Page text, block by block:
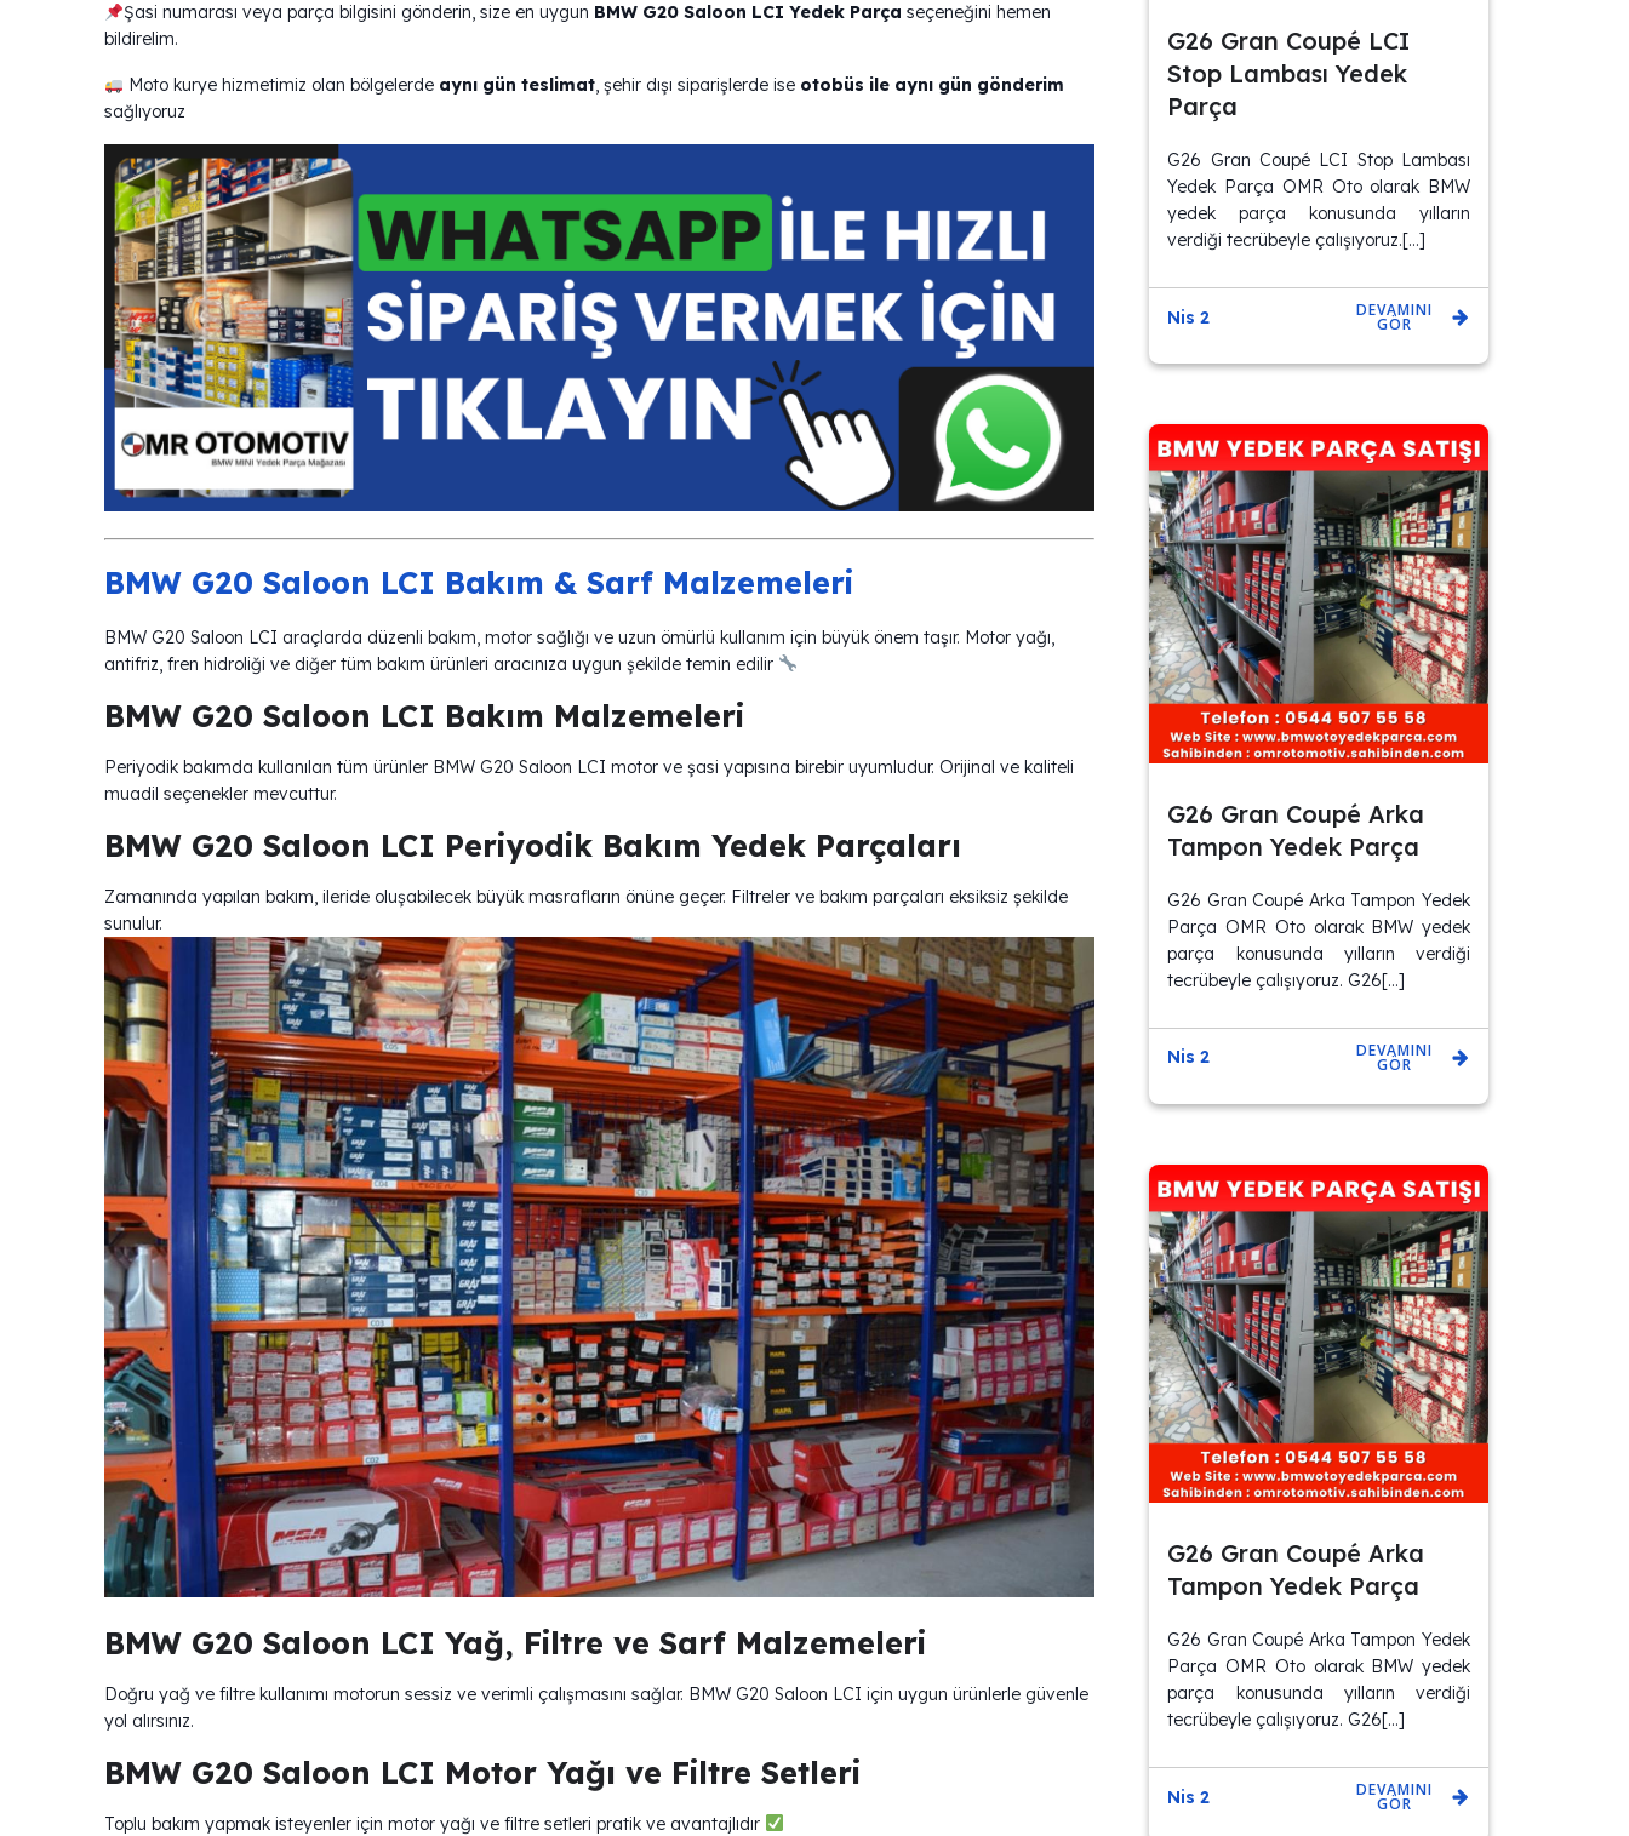
Şasi numarası veya parça bilgisini gönderin, size en uygun BMW G20 Saloon LCI Yedek Parça seçeneğini hemen
bildirelim.
Moto kurye hizmetimiz olan bölgelerde aynı gün teslimat, şehir dışı siparişlerde ise otobüs ile aynı gün gönderim
sağlıyoruz
BMW G20 Saloon LCI Bakım & Sarf Malzemeleri
BMW G20 Saloon LCI araçlarda düzenli bakım, motor sağlığı ve uzun ömürlü kullanım için büyük önem taşır. Motor yağı,
antifriz, fren hidroliği ve diğer tüm bakım ürünleri aracınıza uygun şekilde temin edilir
BMW G20 Saloon LCI Bakım Malzemeleri
Periyodik bakımda kullanılan tüm ürünler BMW G20 Saloon LCI motor ve şasi yapısına birebir uyumludur. Orijinal ve kaliteli
muadil seçenekler mevcuttur.
BMW G20 Saloon LCI Periyodik Bakım Yedek Parçaları
Zamanında yapılan bakım, ileride oluşabilecek büyük masrafların önüne geçer. Filtreler ve bakım parçaları eksiksiz şekilde
sunulur.
BMW G20 Saloon LCI Yağ, Filtre ve Sarf Malzemeleri
Doğru yağ ve filtre kullanımı motorun sessiz ve verimli çalışmasını sağlar. BMW G20 Saloon LCI için uygun ürünlerle güvenle
yol alırsınız.
BMW G20 Saloon LCI Motor Yağı ve Filtre Setleri
Toplu bakım yapmak isteyenler için motor yağı ve filtre setleri pratik ve avantajlıdır
G26 Gran Coupé LCI
Stop Lambası Yedek
Parça
G26 Gran Coupé LCI Stop Lambası
Yedek Parça OMR Oto olarak BMW
yedek parça konusunda yılların
verdiği tecrübeyle çalışıyoruz.[…]
Nis 2 DEVAMINI
GÖR
G26 Gran Coupé Arka
Tampon Yedek Parça
G26 Gran Coupé Arka Tampon Yedek
Parça OMR Oto olarak BMW yedek
parça konusunda yılların verdiği
tecrübeyle çalışıyoruz. G26[…]
Nis 2 DEVAMINI
GÖR
G26 Gran Coupé Arka
Tampon Yedek Parça
G26 Gran Coupé Arka Tampon Yedek
Parça OMR Oto olarak BMW yedek
parça konusunda yılların verdiği
tecrübeyle çalışıyoruz. G26[…]
Nis 2 DEVAMINI
GÖR